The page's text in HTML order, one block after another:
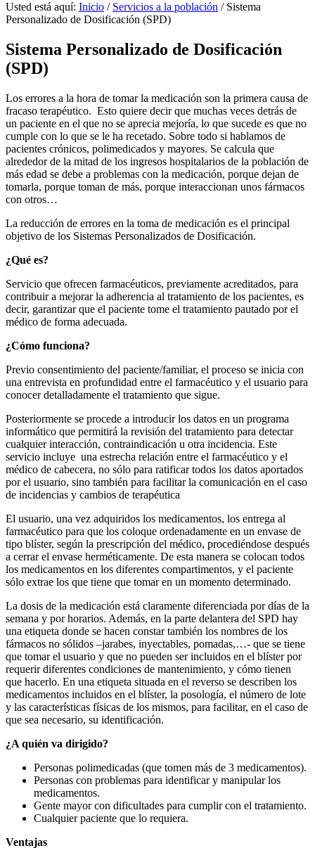
Usted está aquí: Inicio / Servicios a la población /Sistema
Personalizado de Dosificación (SPD)
Sistema Personalizado de Dosificación
(SPD)
Los errores a la hora de tomar la medicación son la primera causa de
fracaso terapéutico. Esto quiere decir que muchas veces detrás de
un paciente en el que no se aprecia mejoría, lo que sucede es que no
cumple con lo que se le ha recetado. Sobre todo si hablamos de
pacientes crónicos, polimedicados y mayores. Se calcula que
alrededor de la mitad de los ingresos hospitalarios de la población de
más edad se debe a problemas con la medicación, porque dejan de
tomarla, porque toman de más, porque interaccionan unos fármacos
con otros…
La reducción de errores en la toma de medicación es el principal
objetivo de los Sistemas Personalizados de Dosificación.
¿Qué es?
Servicio que ofrecen farmacéuticos, previamente acreditados, para
contribuir a mejorar la adherencia al tratamiento de los pacientes, es
decir, garantizar que el paciente tome el tratamiento pautado por el
médico de forma adecuada.
¿Cómo funciona?
Previo consentimiento del paciente/familiar, el proceso se inicia con
una entrevista en profundidad entre el farmacéutico y el usuario para
conocer detalladamente el tratamiento que sigue.
Posteriormente se procede a introducir los datos en un programa
informático que permitirá la revisión del tratamiento para detectar
cualquier interacción, contraindicación u otra incidencia. Este
servicio incluye una estrecha relación entre el farmacéutico y el
médico de cabecera, no sólo para ratificar todos los datos aportados
por el usuario, sino también para facilitar la comunicación en el caso
de incidencias y cambios de terapéutica
El usuario, una vez adquiridos los medicamentos, los entrega al
farmacéutico para que los coloque ordenadamente en un envase de
tipo blíster, según la prescripción del médico, procediéndose después
a cerrar el envase herméticamente. De esta manera se colocan todos
los medicamentos en los diferentes compartimentos, y el paciente
sólo extrae los que tiene que tomar en un momento determinado.
La dosis de la medicación está claramente diferenciada por días de la
semana y por horarios. Además, en la parte delantera del SPD hay
una etiqueta donde se hacen constar también los nombres de los
fármacos no sólidos –jarabes, inyectables, pomadas,…- que se tiene
que tomar el usuario y que no pueden ser incluidos en el blíster por
requerir diferentes condiciones de mantenimiento, y cómo tienen
que hacerlo. En una etiqueta situada en el reverso se describen los
medicamentos incluidos en el blíster, la posología, el número de lote
y las características físicas de los mismos, para facilitar, en el caso de
que sea necesario, su identificación.
¿A quién va dirigido?
Personas polimedicadas (que tomen más de 3 medicamentos).
Personas con problemas para identificar y manipular los
medicamentos.
Gente mayor con dificultades para cumplir con el tratamiento.
Cualquier paciente que lo requiera.
Ventajas